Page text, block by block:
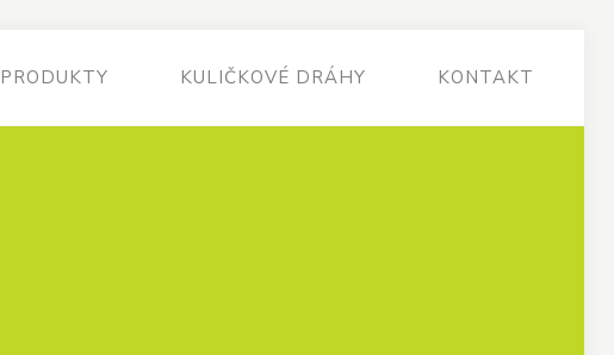
PRODUKTY KULIČKOVÉ DRÁHY KONTAKT